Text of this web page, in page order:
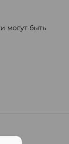
могут быть